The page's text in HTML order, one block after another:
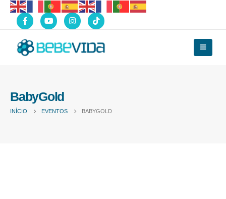
BabyGold
INÍCIO EVENTOS BABYGOLD